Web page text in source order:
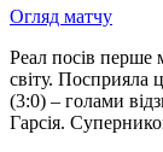
Огляд матчу
Реал посів перше
світу. Посприяла
(3:0) – голами
Гарсія.